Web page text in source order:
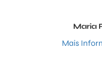
Maria
Mais